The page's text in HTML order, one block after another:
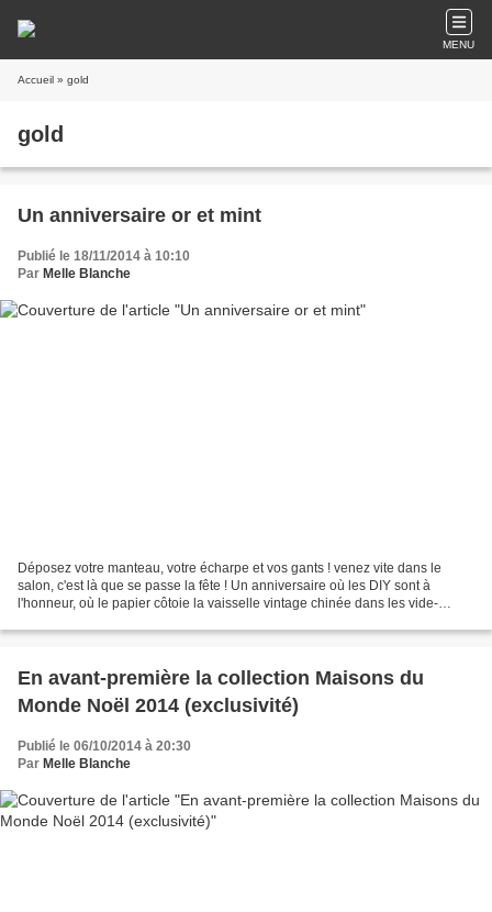
MENU
Accueil » gold
gold
Un anniversaire or et mint
Publié le 18/11/2014 à 10:10
Par Melle Blanche
Déposez votre manteau, votre écharpe et vos gants ! venez vite dans le
salon, c'est là que se passe la fête ! Un anniversaire où les DIY sont à
l'honneur, où le papier côtoie la vaisselle vintage chinée dans les vide-
En avant-première la collection Maisons du
Monde Noël 2014 (exclusivité)
Publié le 06/10/2014 à 20:30
Par Melle Blanche